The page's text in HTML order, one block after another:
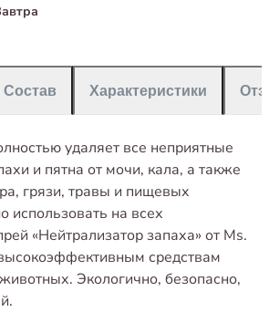
Состав Характеристики
удаляет все неприятные
и пятна от мочи, кала, а также
грязи, травы и пищевых
использовать на всех
«Нейтрализатор запаха» от Ms.
средствам
Экологично, безопасно,